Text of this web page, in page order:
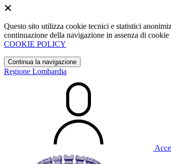
Questo sito utilizza cookie tecnici e statistici
continuazione della navigazione in assenza di
COOKIE POLICY
Continua la navigazione
Regione Lombardia